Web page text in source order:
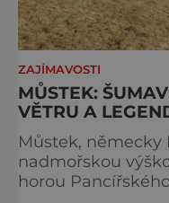
ZAJÍMAVOSTI
MŮSTEK:
VĚTRU A
Můstek, německy
nadmořskou
horou